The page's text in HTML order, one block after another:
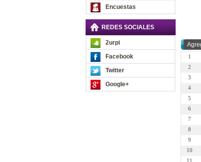
Encuestas
REDES SOCIALES
2urpi
Facebook
Twitter
Google+
1
2
3
4
5
6
7
8
9
10
11